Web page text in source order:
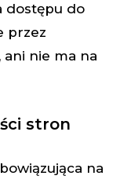
dostępu do
przez
nie ma na
stron
na